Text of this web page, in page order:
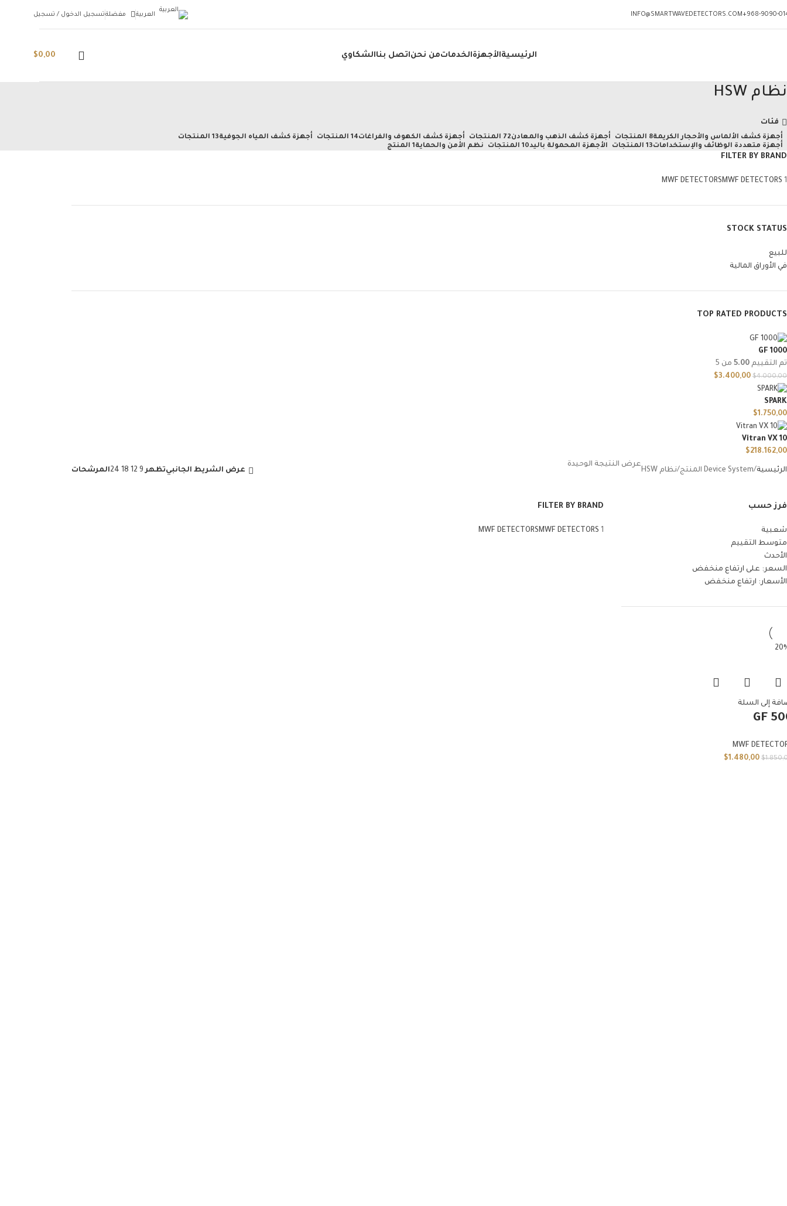
968-9090-
INFO@SMARTWAVEDETECTORS.COM العربية مفضلةتسجيل الدخول / تسجيل
الرئيسيةالأجهزةالخدماتمن نحناتصل بناالشكاوي $0,00
نظام HSW
فئات
أجهزة كشف الألماس والأحجار الكريمة8 المنتجات أجهزة كشف الذهب والمعادن72 المنتجات أجهزة كشف الكهوف والفراغات14 المنتجات أجهزة كشف المياه الجوفية13 المنتجات
أجهزة متعددة الوظائف والإستخدامات13 المنتجات الأجهزة المحمولة باليد10 المنتجات نظم الأمن والحماية1 المنتج
FILTER BY BRAND
MWF DETECTORSMWF DETECTORS 1
STOCK STATUS
للبيع
في الأوراق المالية
TOP RATED PRODUCTS
GF 1000
تم التقييم 5.00 من 5
$4.000,00
$3.400,00
SPARK
$1.750,00
Vitran VX 10
$218.162,00
الرئيسية Device System المنتج نظام HSW
عرض النتيجة الوحيدة
عرض الشريط الجانبيتظهر 9
12
18
24المرشحات
فرز حسب
شعبية
متوسط التقييم
الأحدث
السعر: على ارتفاع منخفض
الأسعار: ارتفاع منخفض
FILTER BY BRAND
MWF DETECTORSMWF DETECTORS 1
إلى السلة
GF
MWF
$
$ 1.480,00